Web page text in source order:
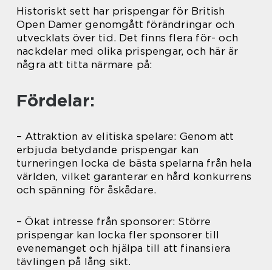
Historiskt sett har prispengar för British
Open Damer genomgått förändringar och
utvecklats över tid. Det finns flera för- och
nackdelar med olika prispengar, och här är
några att titta närmare på:
Fördelar:
– Attraktion av elitiska spelare: Genom att
erbjuda betydande prispengar kan
turneringen locka de bästa spelarna från hela
världen, vilket garanterar en hård konkurrens
och spänning för åskådare.
– Ökat intresse från sponsorer: Större
prispengar kan locka fler sponsorer till
evenemanget och hjälpa till att finansiera
tävlingen på lång sikt.